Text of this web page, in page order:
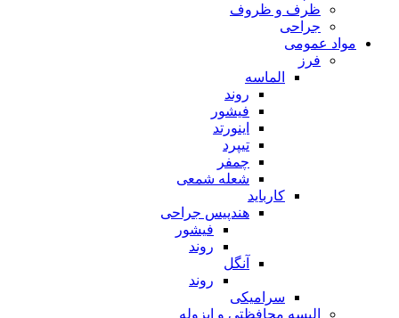
ظرف و ظروف
جراحی
مواد عمومی
فرز
الماسه
روند
فیشور
اینورتد
تیپرد
چمفر
شعله شمعی
کارباید
هندپیس جراحی
فیشور
روند
آنگل
روند
سرامیکی
البسه محافظتی و ایزوله